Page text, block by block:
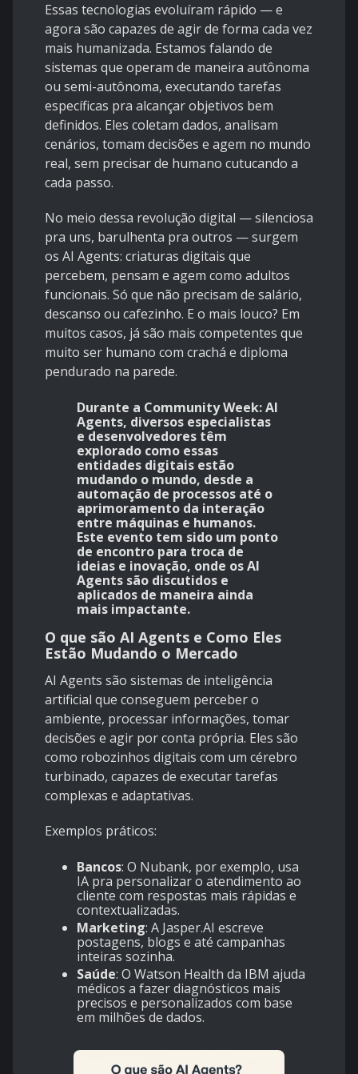
Essas tecnologias evoluíram rápido — e
agora são capazes de agir de forma cada vez
mais humanizada. Estamos falando de
sistemas que operam de maneira autônoma
ou semi-autônoma, executando tarefas
específicas pra alcançar objetivos bem
definidos. Eles coletam dados, analisam
cenários, tomam decisões e agem no mundo
real, sem precisar de humano cutucando a
cada passo.
No meio dessa revolução digital — silenciosa
pra uns, barulhenta pra outros — surgem
os AI Agents: criaturas digitais que
percebem, pensam e agem como adultos
funcionais. Só que não precisam de salário,
descanso ou cafezinho. E o mais louco? Em
muitos casos, já são mais competentes que
muito ser humano com crachá e diploma
pendurado na parede.
Durante a Community Week: AI
Agents, diversos especialistas
e desenvolvedores têm
explorado como essas
entidades digitais estão
mudando o mundo, desde a
automação de processos até o
aprimoramento da interação
entre máquinas e humanos.
Este evento tem sido um ponto
de encontro para troca de
ideias e inovação, onde os AI
Agents são discutidos e
aplicados de maneira ainda
mais impactante.
O que são AI Agents e Como Eles
Estão Mudando o Mercado
AI Agents são sistemas de inteligência
artificial que conseguem perceber o
ambiente, processar informações, tomar
decisões e agir por conta própria. Eles são
como robozinhos digitais com um cérebro
turbinado, capazes de executar tarefas
complexas e adaptativas.
Exemplos práticos:
Bancos: O Nubank, por exemplo, usa
IA pra personalizar o atendimento ao
cliente com respostas mais rápidas e
contextualizadas.
Marketing: A Jasper.AI escreve
postagens, blogs e até campanhas
inteiras sozinha.
Saúde: O Watson Health da IBM ajuda
médicos a fazer diagnósticos mais
precisos e personalizados com base
em milhões de dados.